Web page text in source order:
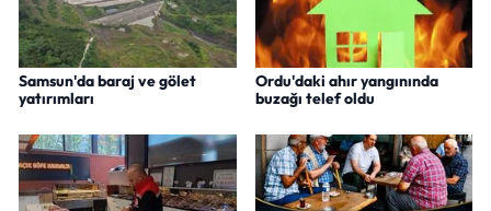
Samsun'da baraj ve gölet
yatırımları
Ordu'daki ahır yangınında
buzağı telef oldu